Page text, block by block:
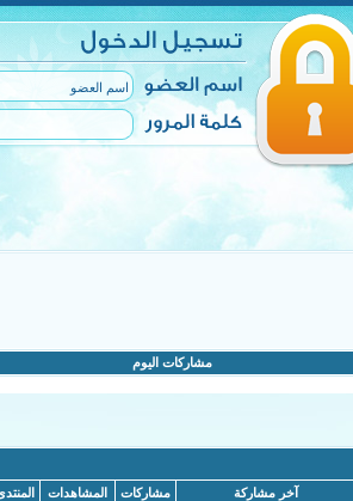
مشاركات اليوم
آخر مشاركة مشاركات المشاهدات